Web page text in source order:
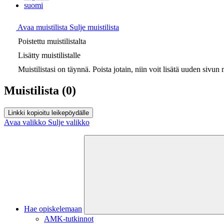
suomi
Avaa muistilista Sulje muistilista
Poistettu muistilistalta
Lisätty muistilistalle
Muistilistasi on täynnä. Poista jotain, niin voit lisätä uuden sivun
Muistilista (0)
Linkki kopioitu leikepöydälle
Avaa valikko Sulje valikko
Hae opiskelemaan
AMK-tutkinnot